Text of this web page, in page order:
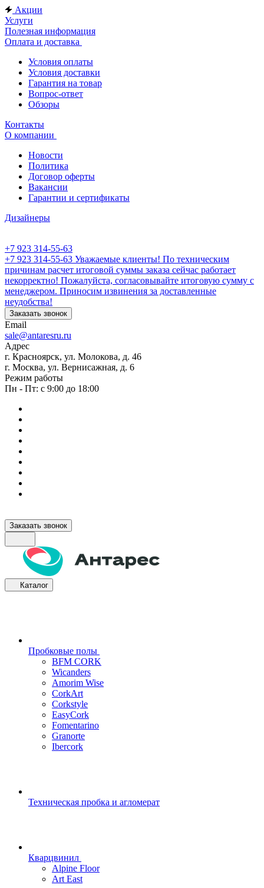
Акции
Услуги
Полезная информация
Оплата и доставка
Условия оплаты
Условия доставки
Гарантия на товар
Вопрос-ответ
Обзоры
Контакты
О компании
Новости
Политика
Договор оферты
Вакансии
Гарантии и сертификаты
Дизайнеры
+7 923 314-55-63
+7 923 314-55-63 Уважаемые клиенты! По техническим
причинам расчет итоговой суммы заказа сейчас работает
некорректно! Пожалуйста, согласовывайте итоговую сумму с
менеджером. Приносим извинения за доставленные
неудобства!
Заказать звонок
Email
sale@antaresru.ru
Адрес
г. Красноярск, ул. Молокова, д. 46
г. Москва, ул. Вернисажная, д. 6
Режим работы
Пн - Пт: с 9:00 до 18:00
Заказать звонок
Каталог
Пробковые полы
BFM CORK
Wicanders
Amorim Wise
CorkArt
Corkstyle
EasyCork
Fomentarino
Granorte
Ibercork
Техническая пробка и агломерат
Кварцвинил
Alpine Floor
Art East